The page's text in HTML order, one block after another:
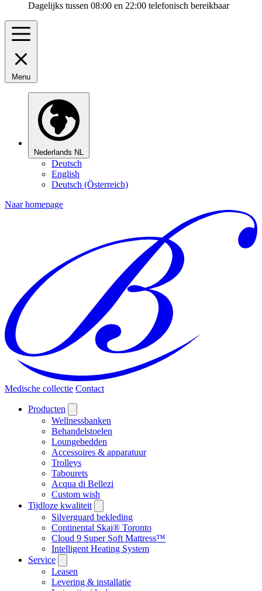
Dagelijks tussen 08:00 en 22:00 telefonisch bereikbaar
Menu
Nederlands NL
Deutsch
English
Deutsch (Österreich)
Naar homepage
Medische collectie Contact
Producten
Wellnessbanken
Behandelstoelen
Loungebedden
Accessoires & apparatuur
Trolleys
Tabourets
Acqua di Bellezi
Custom wish
Tijdloze kwaliteit
Silverguard bekleding
Continental Skai® Toronto
Cloud 9 Super Soft Mattress™
Intelligent Heating System
Service
Leasen
Levering & installatie